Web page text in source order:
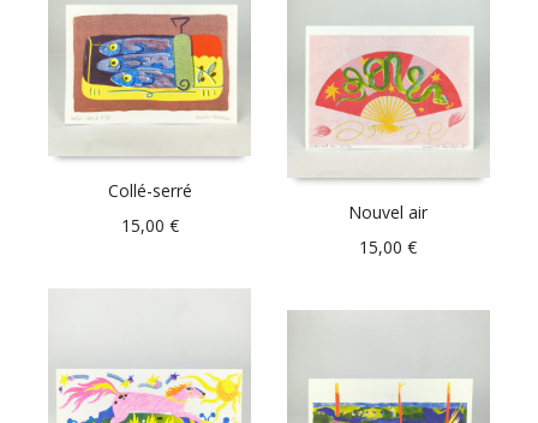
Collé-serré
15,00 €
Nouvel air
15,00€